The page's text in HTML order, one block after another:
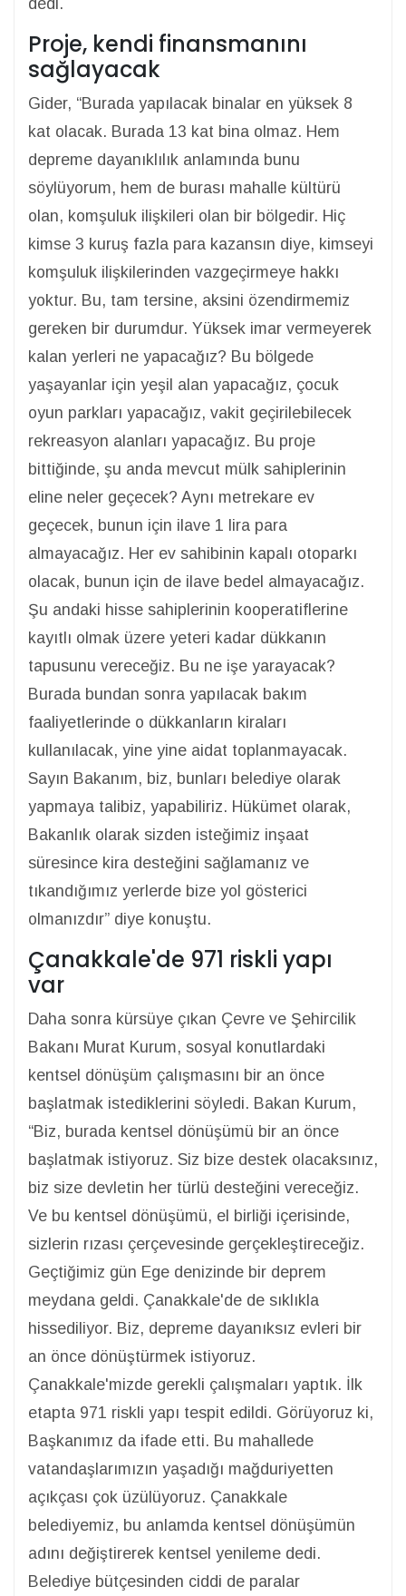
dedi.
Proje, kendi finansmanını
sağlayacak
Gider, “Burada yapılacak binalar en yüksek 8
kat olacak. Burada 13 kat bina olmaz. Hem
depreme dayanıklılık anlamında bunu
söylüyorum, hem de burası mahalle kültürü
olan, komşuluk ilişkileri olan bir bölgedir. Hiç
kimse 3 kuruş fazla para kazansın diye, kimseyi
komşuluk ilişkilerinden vazgeçirmeye hakkı
yoktur. Bu, tam tersine, aksini özendirmemiz
gereken bir durumdur. Yüksek imar vermeyerek
kalan yerleri ne yapacağız? Bu bölgede
yaşayanlar için yeşil alan yapacağız, çocuk
oyun parkları yapacağız, vakit geçirilebilecek
rekreasyon alanları yapacağız. Bu proje
bittiğinde, şu anda mevcut mülk sahiplerinin
eline neler geçecek? Aynı metrekare ev
geçecek, bunun için ilave 1 lira para
almayacağız. Her ev sahibinin kapalı otoparkı
olacak, bunun için de ilave bedel almayacağız.
Şu andaki hisse sahiplerinin kooperatiflerine
kayıtlı olmak üzere yeteri kadar dükkanın
tapusunu vereceğiz. Bu ne işe yarayacak?
Burada bundan sonra yapılacak bakım
faaliyetlerinde o dükkanların kiraları
kullanılacak, yine yine aidat toplanmayacak.
Sayın Bakanım, biz, bunları belediye olarak
yapmaya talibiz, yapabiliriz. Hükümet olarak,
Bakanlık olarak sizden isteğimiz inşaat
süresince kira desteğini sağlamanız ve
tıkandığımız yerlerde bize yol gösterici
olmanızdır” diye konuştu.
Çanakkale'de 971 riskli yapı
var
Daha sonra kürsüye çıkan Çevre ve Şehircilik
Bakanı Murat Kurum, sosyal konutlardaki
kentsel dönüşüm çalışmasını bir an önce
başlatmak istediklerini söyledi. Bakan Kurum,
“Biz, burada kentsel dönüşümü bir an önce
başlatmak istiyoruz. Siz bize destek olacaksınız,
biz size devletin her türlü desteğini vereceğiz.
Ve bu kentsel dönüşümü, el birliği içerisinde,
sizlerin rızası çerçevesinde gerçekleştireceğiz.
Geçtiğimiz gün Ege denizinde bir deprem
meydana geldi. Çanakkale'de de sıklıkla
hissediliyor. Biz, depreme dayanıksız evleri bir
an önce dönüştürmek istiyoruz.
Çanakkale'mizde gerekli çalışmaları yaptık. İlk
etapta 971 riskli yapı tespit edildi. Görüyoruz ki,
Başkanımız da ifade etti. Bu mahallede
vatandaşlarımızın yaşadığı mağduriyetten
açıkçası çok üzülüyoruz. Çanakkale
belediyemiz, bu anlamda kentsel dönüşümün
adını değiştirerek kentsel yenileme dedi.
Belediye bütçesinden ciddi de paralar